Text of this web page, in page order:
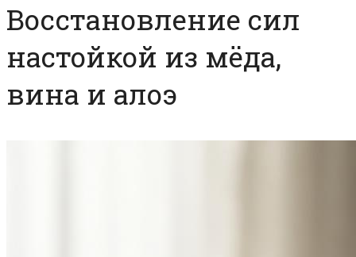
Восстановление сил
настойкой из мёда,
вина и алоэ